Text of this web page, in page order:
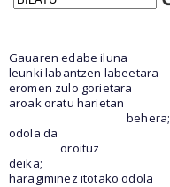
Gauaren edabe iluna
leunki labantzen labeetara
eromen zulo gorietara
aroak oratu harietan
behera;
odola da
oroituz
deika;
haragiminez itotako odola